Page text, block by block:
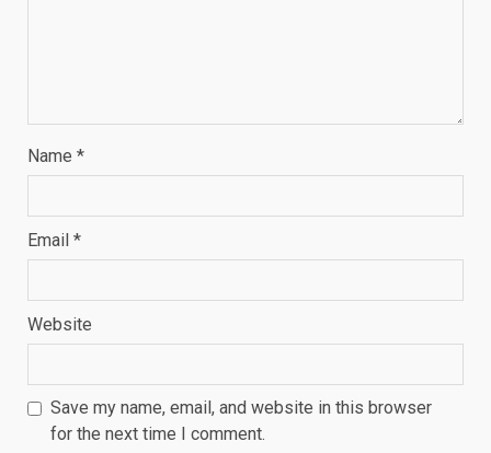
Name *
Email *
Website
Save my name, email, and website in this browser
for the next time I comment.